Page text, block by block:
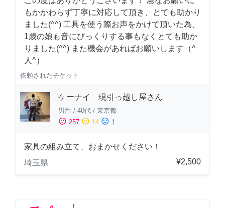
もかかわらず丁寧に対応して頂き、とても助かり
ました(^^) 工具を使う際お声をかけて頂いた為、
1歳の娘も音にびっくりする事もなくとても助か
りました(^^) また機会があればお願いします（^
人^）
依頼されたチケット
ケーナイ 現引っ越し屋さん
男性 / 40代 / 東京都
sentiment_satisfied 257 sentiment_neutral 14 sentiment_dissatisfied 1
家具の組み立て、おまかせください！
埼玉県
¥2,500